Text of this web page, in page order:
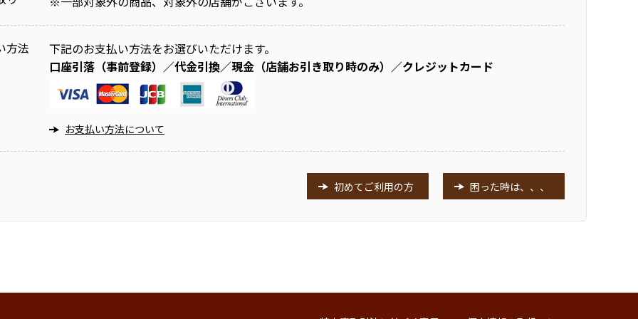
方法
下記のお支払い方法をお選びいただけます。
口座引落（事前登録）／代金引換／現金（店舗お引き取り時のみ）／クレジットカード
お支払い方法について
初めてご利用の方 困った時は、、、